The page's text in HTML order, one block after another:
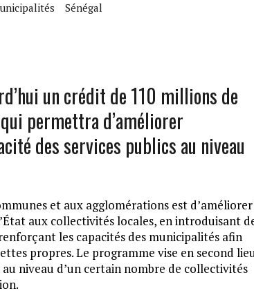
Sénégal
un crédit de 110 millions de
permettra d’améliorer
des services publics au niveau
et aux agglomérations est
aux collectivités locales, en introduisant
les capacités des municipalités afin
propres. Le programme vise en second
niveau d’un certain nombre de collectivités